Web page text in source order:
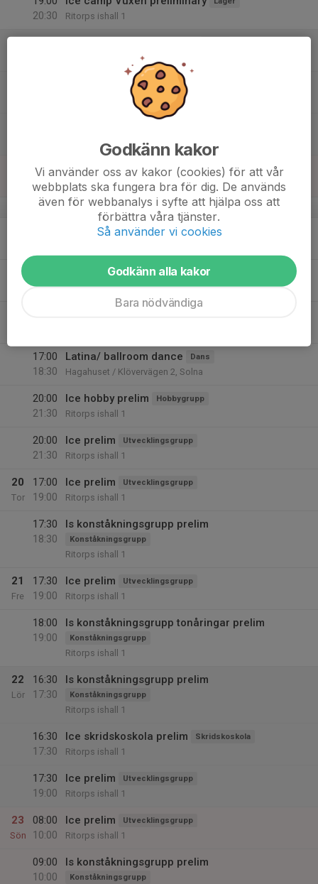
20:30
Ritorps ishall 1
Ice camp Alt 2 preliminary
Ritorps ishall 2
18:30
20:00
Ice camp Vuxen preliminary Läger
Ritorps ishall 1
v.34
18
17:30
Ice prelim Utvecklingsgrupp
Ritorps ishall 1
17:00
18:30
Latina/ ballroom dance Dans
Hagahuset / Klövervägen 2, Solna
20:00
21:30
Ice hobby prelim Hobbygrupp
Ritorps ishall 1
20:00
21:30
Ice prelim Utvecklingsgrupp
Ritorps ishall 1
20
Tor
17:00
19:00
Ice prelim Utvecklingsgrupp
Ritorps ishall 1
17:30
18:30
Is konståkningsgrupp prelim
Konståkningsgrupp
Ritorps ishall 1
21
Fre
17:30
19:00
Ice prelim Utvecklingsgrupp
Ritorps ishall 1
18:00
19:00
Is konståkningsgrupp tonåringar prelim
Konståkningsgrupp
Ritorps ishall 1
22
Lör
16:30
17:30
Is konståkningsgrupp prelim
Konståkningsgrupp
Ritorps ishall 1
16:30
17:30
Ice skridskoskola prelim Skridskoskola
Ritorps ishall 1
17:30
19:00
Ice prelim Utvecklingsgrupp
Ritorps ishall 1
23
Sön
08:00
10:00
Ice prelim Utvecklingsgrupp
Ritorps ishall 1
09:00
10:00
Is konståkningsgrupp prelim
Konståkningsgrupp
Godkänn kakor
Vi använder oss av kakor (cookies) för att vår
webbplats ska fungera bra för dig. De används
även för webbanalys i syfte att hjälpa oss att
förbättra våra tjänster.
Så använder vi cookies
Godkänn alla kakor
Bara nödvändiga